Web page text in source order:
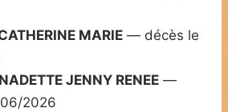
MARIE — décès le
JENNY RENEE —
2026